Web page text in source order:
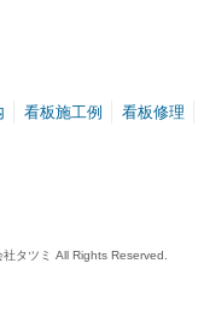
看板施工例 看板修理
タツミ All Rights Reserved.